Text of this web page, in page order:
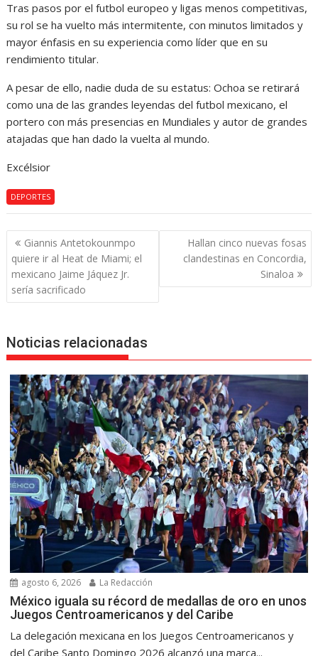
Tras pasos por el futbol europeo y ligas menos competitivas,
su rol se ha vuelto más intermitente, con minutos limitados y
mayor énfasis en su experiencia como líder que en su
rendimiento titular.
A pesar de ello, nadie duda de su estatus: Ochoa se retirará
como una de las grandes leyendas del futbol mexicano, el
portero con más presencias en Mundiales y autor de grandes
atajadas que han dado la vuelta al mundo.
Excélsior
DEPORTES
Navegación
de
entradas
Giannis Antetokounmpo
quiere ir al Heat de Miami; el
mexicano Jaime Jáquez Jr.
sería sacrificado
Hallan cinco nuevas fosas
clandestinas en Concordia,
Sinaloa
Noticias relacionadas
agosto 6, 2026 La Redacción
México iguala su récord de medallas de oro en unos
Juegos Centroamericanos y del Caribe
La delegación mexicana en los Juegos Centroamericanos y
del Caribe Santo Domingo 2026 alcanzó una marca...